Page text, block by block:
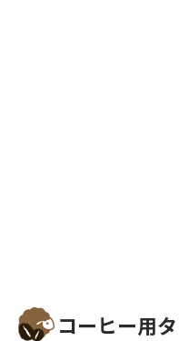
コーヒー用